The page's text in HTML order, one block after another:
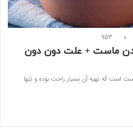
0
953
ماست + علت دون دون
است که تهیه آن بسیار راحت بوده و تنها